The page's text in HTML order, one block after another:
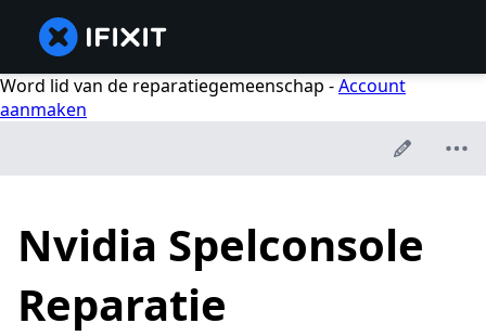
Word lid van de reparatiegemeenschap -Account
aanmaken
Nvidia Spelconsole
Reparatie